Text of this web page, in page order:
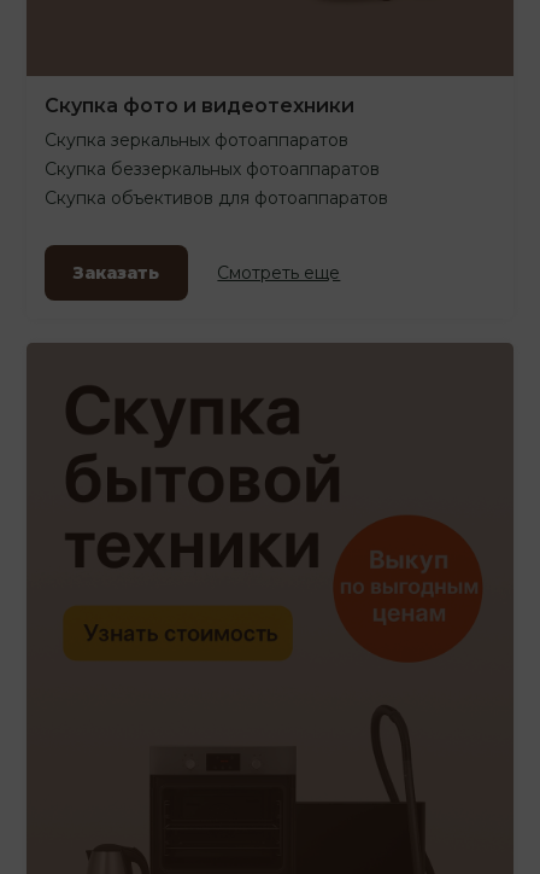
Скупка фото и видеотехники
Скупка зеркальных фотоаппаратов
Скупка беззеркальных фотоаппаратов
Скупка объективов для фотоаппаратов
Заказать Смотреть еще